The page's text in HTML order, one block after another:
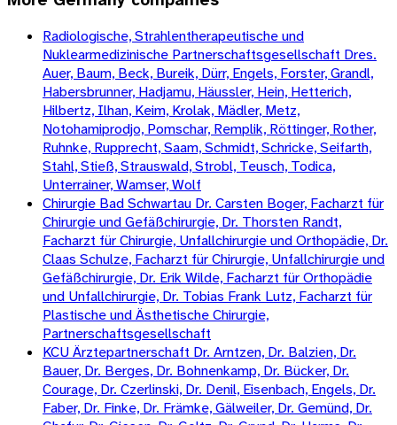
Radiologische, Strahlentherapeutische und
Nuklearmedizinische Partnerschaftsgesellschaft Dres.
Auer, Baum, Beck, Bureik, Dürr, Engels, Forster, Grandl,
Habersbrunner, Hadjamu, Häussler, Hein, Hetterich,
Hilbertz, Ilhan, Keim, Krolak, Mädler, Metz,
Notohamiprodjo, Pomschar, Remplik, Röttinger, Rother,
Ruhnke, Rupprecht, Saam, Schmidt, Schricke, Seifarth,
Stahl, Stieß, Strauswald, Strobl, Teusch, Todica,
Unterrainer, Wamser, Wolf
Chirurgie Bad Schwartau Dr. Carsten Boger, Facharzt für
Chirurgie und Gefäßchirurgie, Dr. Thorsten Randt,
Facharzt für Chirurgie, Unfallchirurgie und Orthopädie, Dr.
Claas Schulze, Facharzt für Chirurgie, Unfallchirurgie und
Gefäßchirurgie, Dr. Erik Wilde, Facharzt für Orthopädie
und Unfallchirurgie, Dr. Tobias Frank Lutz, Facharzt für
Plastische und Ästhetische Chirurgie,
Partnerschaftsgesellschaft
KCU Ärztepartnerschaft Dr. Arntzen, Dr. Balzien, Dr.
Bauer, Dr. Berges, Dr. Bohnenkamp, Dr. Bücker, Dr.
Courage, Dr. Czerlinski, Dr. Denil, Eisenbach, Engels, Dr.
Faber, Dr. Finke, Dr. Främke, Gälweiler, Dr. Gemünd, Dr.